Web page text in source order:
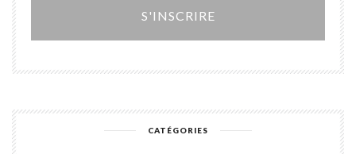
CATÉGORIES